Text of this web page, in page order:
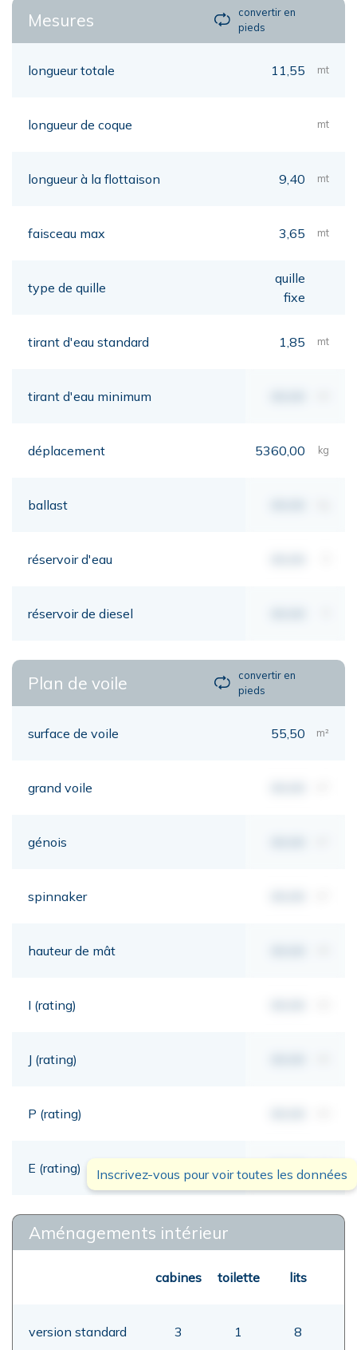
Mesures
convertir en
pieds
longueur totale 11,55 mt
longueur de coque mt
longueur à la flottaison 9,40 mt
faisceau max 3,65 mt
type de quille
quille
fixe
tirant d'eau standard 1,85 mt
tirant d'eau minimum
déplacement 5360,00 kg
ballast
réservoir d'eau
réservoir de diesel
Plan de voile
convertir en
pieds
surface de voile 55,50 m²
grand voile
génois
spinnaker
hauteur de mât
I (rating)
J (rating)
P (rating)
E (rating) 00,00
Inscrivez-vous pour voir toutes les données
Aménagements intérieur
cabines toilette lits
version standard 3 1 8